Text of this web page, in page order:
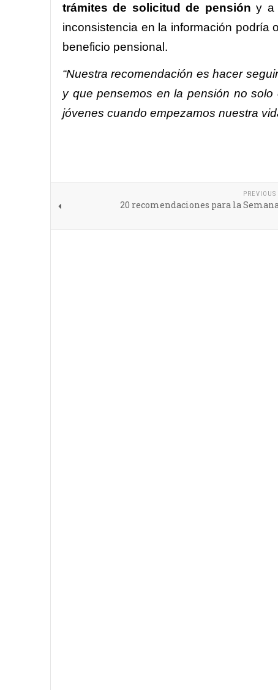
trámites de solicitud de pensión y a
inconsistencia en la información podría
beneficio pensional.
“Nuestra recomendación es hacer
y que pensemos en la pensión no
jóvenes cuando empezamos nuestra
20 recomendaciones para la